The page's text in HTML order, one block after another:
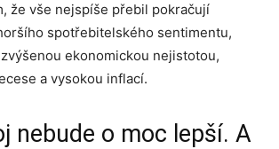
že vše nejspíše přebil pokračují
spotřebitelského sentimentu,
ekonomickou nejistotou,
a vysokou inflací.
nebude o moc lepší. A